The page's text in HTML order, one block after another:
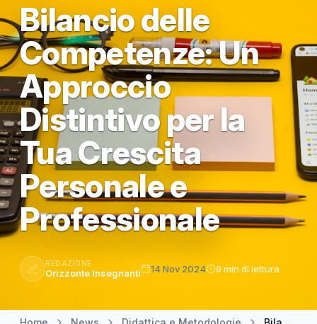
Bilancio delle
Competenze: Un
Approccio
Distintivo per la
Tua Crescita
Personale e
Professionale
REDAZIONE
Orizzonte Insegnanti 14 Nov 2024 9 min di lettura